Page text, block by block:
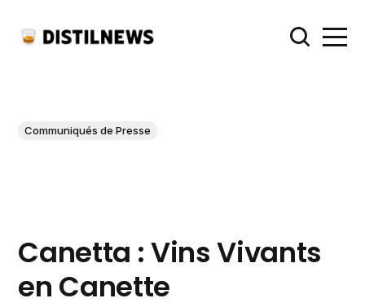
Communiqués de Presse
Canetta : Vins Vivants
en Canette